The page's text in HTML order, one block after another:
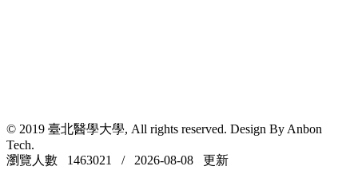
© 2019 臺北醫學大學, All rights reserved. Design By Anbon
Tech.
瀏覽人數 1463021 / 2026-08-08 更新